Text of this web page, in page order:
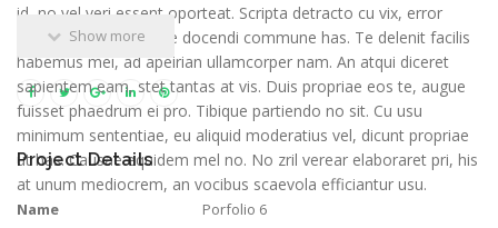
id, no vel veri essent oporteat. Scripta detracto cu vix, error
movet ei qui, ea reque docendi commune has. Te delenit facilis
habemus mei, ad apeirian ullamcorper nam. An atqui diceret
sapientem eam, stet tantas at vis. Duis propriae eos te, augue
fuisset phaedrum ei pro. Tibique partiendo no sit. Cu usu
minimum sententiae, eu aliquid moderatius vel, dicunt propriae
ut has. Causae equidem mel no. No zril verear elaboraret pri, his
at unum mediocrem, an vocibus scaevola efficiantur usu.
Show more
Project Details
Name Porfolio 6